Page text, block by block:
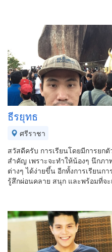
ธีรยุทธ
ศรีราชา
สวัสดีครับ การเรียนโดยมีการยก
สำคัญ เพราะจะทำให้น้องๆ นึกภ
ต่างๆ ได้ง่ายขึ้น อีกทั้งการเรียน
รู้สึกผ่อนคลาย สนุก และพร้อมที่จะ